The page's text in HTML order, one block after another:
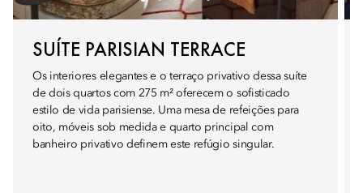
SUÍTE PARISIAN TERRACE
Os interiores elegantes e o terraço privativo dessa suíte
de dois quartos com 275 m² oferecem o sofisticado
estilo de vida parisiense. Uma mesa de refeições para
oito, móveis sob medida e quarto principal com
banheiro privativo definem este refúgio singular.